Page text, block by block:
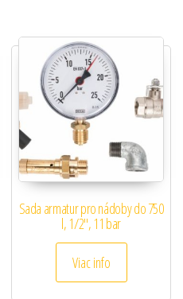
Sada armatur pro nádoby do 750
l, 1/2″, 11 bar
Viac info